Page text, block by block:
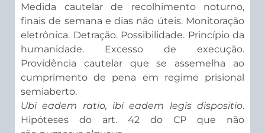
Medida cautelar de recolhimento noturno,
finais de semana e dias não úteis. Monitoração
eletrônica. Detração. Possibilidade. Princípio da
humanidade. Excesso de execução.
Providência cautelar que se assemelha ao
cumprimento de pena em regime prisional
semiaberto.
Ubi eadem ratio,ibi eadem legisdispositio.
Hipóteses do art. 42 do CP que não